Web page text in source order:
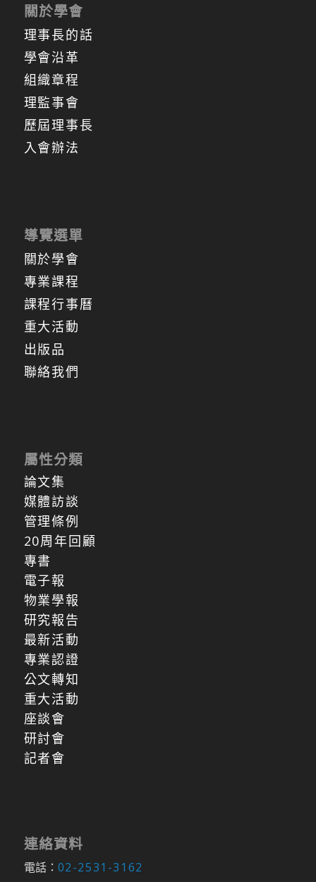
關於學會
理事長的話
學會沿革
組織章程
理監事會
歷屆理事長
入會辦法
導覽選單
關於學會
專業課程
課程行事曆
重大活動
出版品
聯絡我們
屬性分類
論文集
媒體訪談
管理條例
20周年回顧
專書
電子報
物業學報
研究報告
最新活動
專業認證
公文轉知
重大活動
座談會
研討會
記者會
連絡資料
電話： 02-2531-3162